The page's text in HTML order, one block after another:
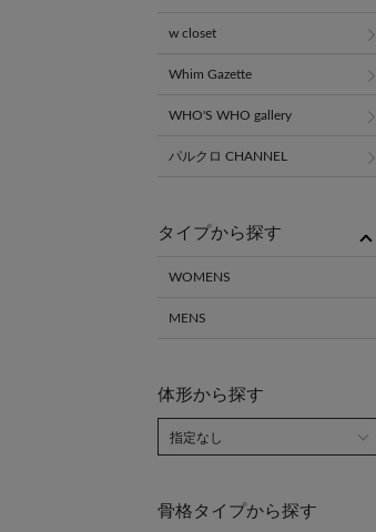
w closet
Whim Gazette
WHO'S WHO gallery
パルクロ CHANNEL
タイプから探す
WOMENS
MENS
体形から探す
骨格タイプから探す